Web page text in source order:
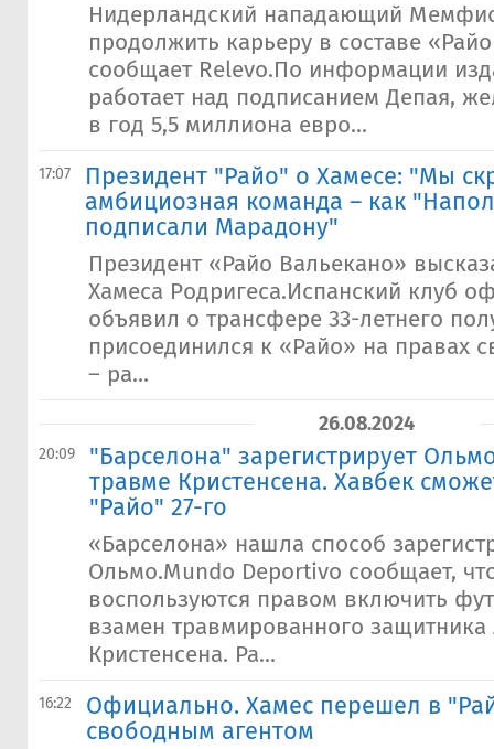
Нидерландский нападающий
продолжить карьеру в составе
сообщает Relevo.По информации
работает над подписанием Депая,
в год 5,5 миллиона евро...
17:07
Президент "Райо" о Хамесе: "Мы
амбициозная команда – как
подписали Марадону"
Президент «Райо Вальекано»
Хамеса Родригеса.Испанский клуб
объявил о трансфере 33-летнего
присоединился к «Райо» на правах
– ра...
26.08.2024
20:09
"Барселона" зарегистрирует
травме Кристенсена. Хавбек
"Райо" 27-го
«Барселона» нашла способ
Ольмо.Mundo Deportivo сообщает,
воспользуются правом включить
взамен травмированного защитника
Кристенсена. Ра...
16:22
Официально. Хамес перешел в
свободным агентом